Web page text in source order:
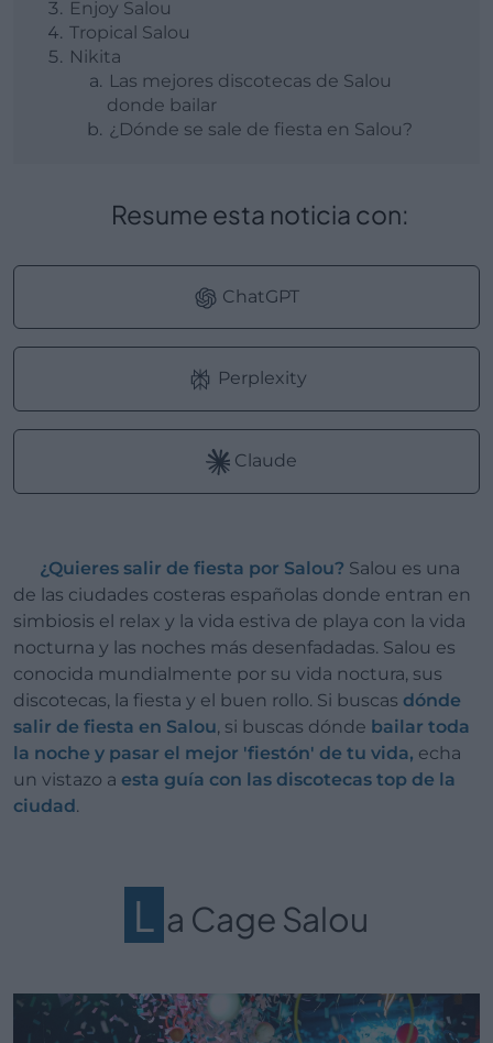
Enjoy Salou
Tropical Salou
Nikita
Las mejores discotecas de Salou
donde bailar
¿Dónde se sale de fiesta en Salou?
Resume esta noticia con:
ChatGPT
Perplexity
Claude
¿Quieres salir de fiesta por Salou? Salou es una
de las ciudades costeras españolas donde entran en
simbiosis el relax y la vida estiva de playa con la vida
nocturna y las noches más desenfadadas. Salou es
conocida mundialmente por su vida noctura, sus
discotecas, la fiesta y el buen rollo. Si buscas dónde
salir de fiesta en Salou, si buscas dónde bailar toda
la noche y pasar el mejor 'fiestón' de tu vida, echa
un vistazo a esta guía con las discotecas top de la
ciudad.
L a Cage Salou